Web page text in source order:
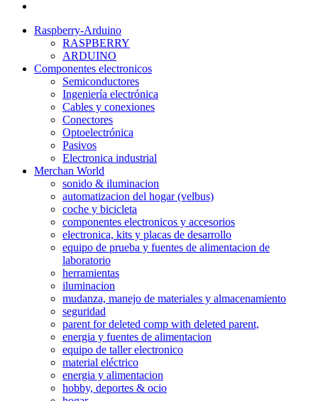
Raspberry-Arduino
RASPBERRY
ARDUINO
Componentes electronicos
Semiconductores
Ingeniería electrónica
Cables y conexiones
Conectores
Optoelectrónica
Pasivos
Electronica industrial
Merchan World
sonido & iluminacion
automatizacion del hogar (velbus)
coche y bicicleta
componentes electronicos y accesorios
electronica, kits y placas de desarrollo
equipo de prueba y fuentes de alimentacion de
laboratorio
herramientas
iluminacion
mudanza, manejo de materiales y almacenamiento
seguridad
parent for deleted comp with deleted parent,
energia y fuentes de alimentacion
equipo de taller electronico
material eléctrico
energia y alimentacion
hobby, deportes & ocio